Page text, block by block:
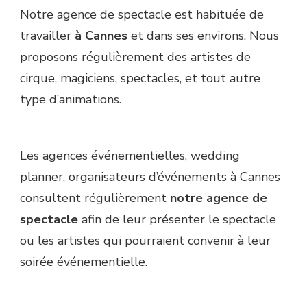
Notre agence de spectacle est habituée de
travailler à Cannes et dans ses environs. Nous
proposons régulièrement des artistes de
cirque, magiciens, spectacles, et tout autre
type d’animations.
Les agences événementielles, wedding
planner, organisateurs d’événements à Cannes
consultent régulièrement notre agence de
spectacle afin de leur présenter le spectacle
ou les artistes qui pourraient convenir à leur
soirée événementielle.